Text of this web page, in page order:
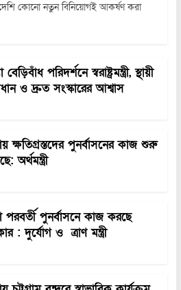
কোনো নতুন বিনিয়োগই আকর্ষণ করা
বেড়িবাঁধ পরিদর্শনে স্বরাষ্ট্রমন্ত্রী, স্থায়ী
ও দ্রুত সংস্কারের আশ্বাস
ক্ষতিগ্রস্তদের পুনর্বাসনের কাজ শুরু
অর্থমন্ত্রী
পরবর্তী পুনর্বাসনে কাজ করছে
: দুর্যোগ ও ত্রাণ মন্ত্রী